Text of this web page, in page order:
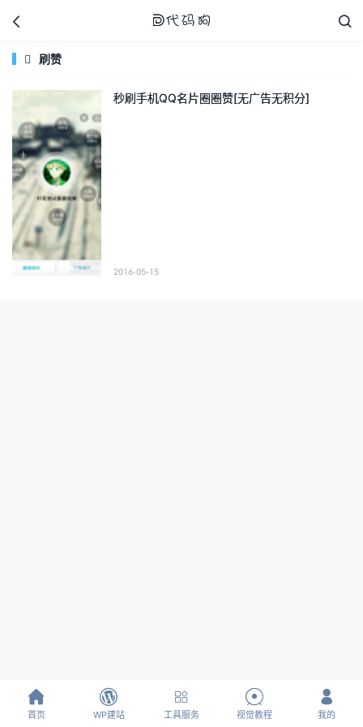

 
 刷赞
秒刷手机QQ名片圈圈赞[无广告无积分]
2016-05-15

首页

WP建站

工具服务

视觉教程

我的